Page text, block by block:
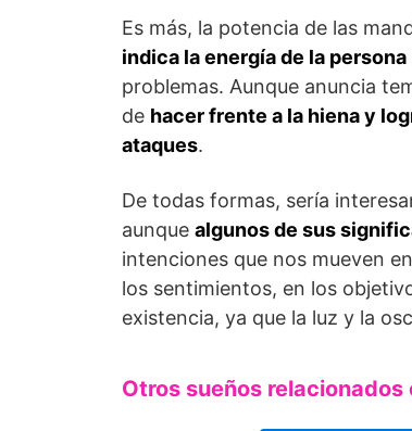
Es más, la potencia de las
indica la energía de la persona
problemas. Aunque anuncia
de hacer frente a la hiena y
ataques.
De todas formas, sería
aunque algunos de sus
intenciones que nos mueven
los sentimientos, en los
existencia, ya que la luz y la
Otros sueños relacionados